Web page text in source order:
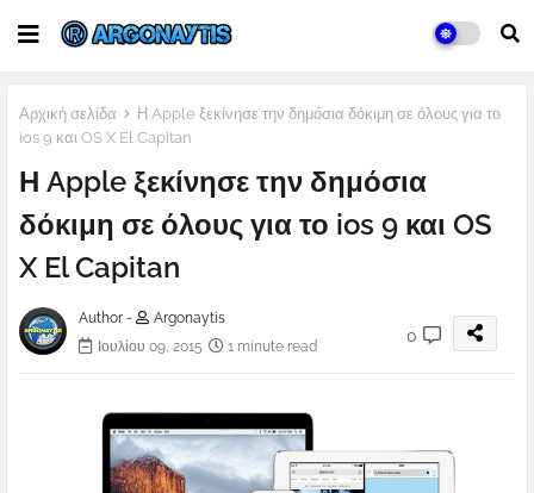
Αρχική σελίδα
Η Apple ξεκίνησε την δημόσια δόκιμη σε όλους για το
ios 9 και OS X El Capitan
Η Apple ξεκίνησε την δημόσια
δόκιμη σε όλους για το ios 9 και OS
X El Capitan
Author -
Argonaytis
Ιουλίου 09, 2015
1 minute read
0